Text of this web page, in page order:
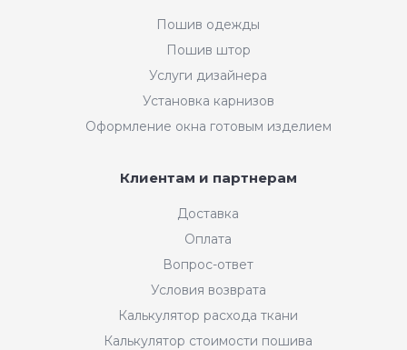
Пошив одежды
Пошив штор
Услуги дизайнера
Установка карнизов
Оформление окна готовым изделием
Клиентам и партнерам
Доставка
Оплата
Вопрос-ответ
Условия возврата
Калькулятор расхода ткани
Калькулятор стоимости пошива